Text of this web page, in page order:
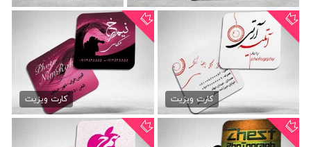
طرح کارت ویزیت آتلیه فیلم...
79,000 تومان
کارت ویزیت
فایل لایه باز کارت ویزیت...
79,000 تومان
کارت ویزیت